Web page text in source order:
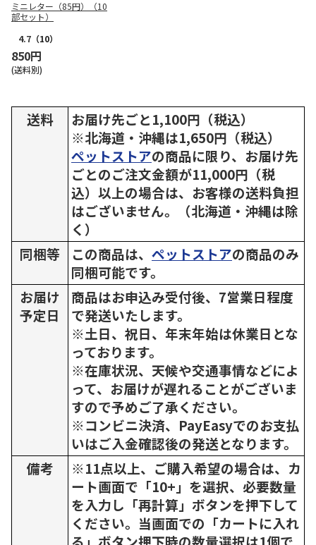
ミニレター（85円）（10
部セット）
4.7 （10）
850円
(送料別)
送料
お届け先ごと1,100円（税込）
※北海道・沖縄は1,650円（税込）
ペットストアの商品に限り、お届け先
ごとのご注文金額が11,000円（税
込）以上の場合は、お客様の送料負担
はございません。（北海道・沖縄は除
く）
同梱等
この商品は、 ペットストアの商品のみ
同梱可能です。
お届け
予定日
商品はお申込み受付後、7営業日程度
で発送いたします。
※土日、祝日、年末年始は休業日とな
っております。
※在庫状況、天候や交通事情などによ
って、お届けが遅れることがございま
すので予めご了承ください。
※コンビニ決済、PayEasyでのお支払
いはご入金確認後の発送となります。
備考
※11点以上、ご購入希望の場合は、カ
ート画面で「10+」を選択、必要数量
を入力し「再計算」ボタンを押下して
ください。当画面での「カートに入れ
る」ボタン押下時の数量選択は1個で